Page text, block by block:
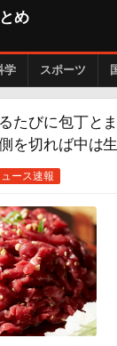
め
学 スポーツ
たびに包丁と
を切れば中は
ース速報